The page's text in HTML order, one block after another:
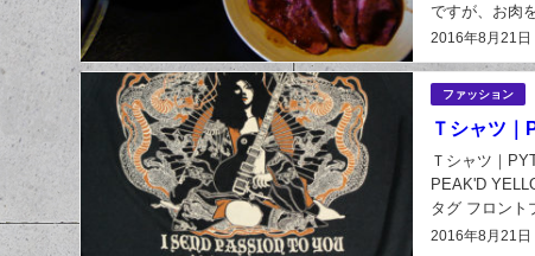
2016年8月21日
ですが、お肉
れていてとて
ファッション
Ｔシャツ｜
2016年8月21日
Ｔシャツ｜
PEAK'D
タグ フロント